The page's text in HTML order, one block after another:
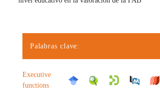
Palabras clave:
Executive
functions